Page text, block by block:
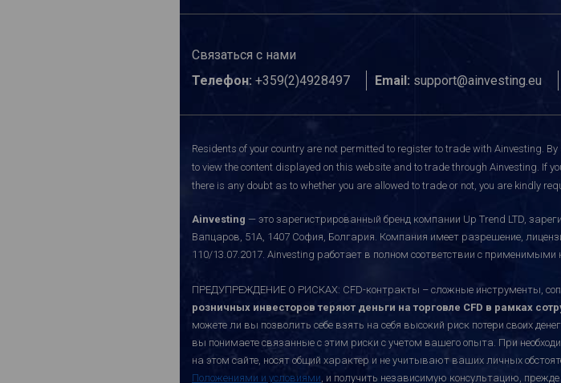
Связаться с нами
Телефон: +359(2)4928497 Email: support@ainvesting.eu
Residents of your country are not permitted to register to trade with Ainvesting.
to view the content displayed on this website and to trade through Ainvesting. If
there is any doubt as to whether you are allowed to trade or not, you are kindly
Ainvesting — это зарегистрированный бренд компании Up Trend LTD,
Вапцаров, 51A, 1407 София, Болгария. Компания имеет разрешение,
110/13.07.2017. Ainvesting работает в полном соответствии с
ПРЕДУПРЕЖДЕНИЕ О РИСКАХ: CFD-контракты – сложные инструменты,
розничных инвесторов теряют деньги на торговле CFD в рамках
можете ли вы позволить себе взять на себя высокий риск потери своих
вы понимаете связанные с этим риски с учетом вашего опыта. При
на этом сайте, носят общий характер и не учитывают ваших личных
Положениями и условиями, и получить независимую консультацию,